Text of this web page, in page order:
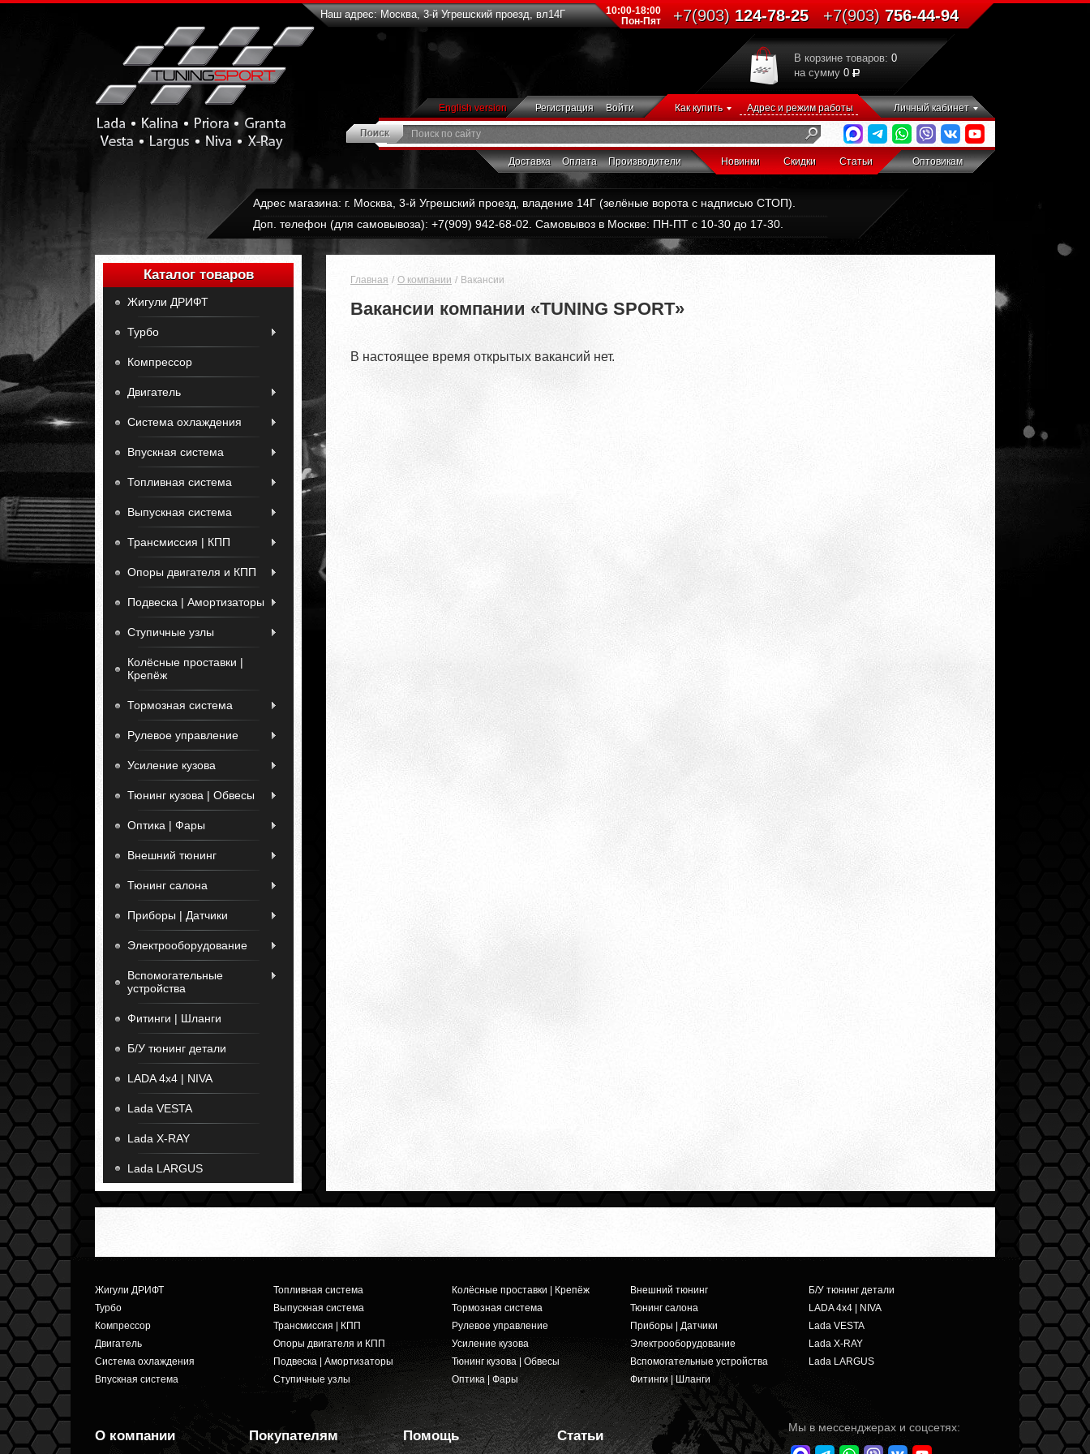
Наш адрес: Москва, 3-й Угрешский проезд, вл14Г
10:00-18:00
Пон-Пят
+7(903)124-78-25 +7(903)756-44-94
В корзине товаров: 0
на сумму 0
English version Регистрация Войти Как купить Адрес и режим работы Личный кабинет
Доставка Оплата Производители Новинки Скидки Статьи Оптовикам
Адрес магазина: г. Москва, 3-й Угрешский проезд, владение 14Г (зелёные ворота с надписью СТОП).
Доп. телефон (для самовывоза): +7(909) 942-68-02. Самовывоз в Москве: ПН-ПТ с 10-30 до 17-30.
Каталог товаров
Жигули ДРИФТ
Турбо
Компрессор
Двигатель
Система охлаждения
Впускная система
Топливная система
Выпускная система
Трансмиссия | КПП
Опоры двигателя и КПП
Подвеска | Амортизаторы
Ступичные узлы
Колёсные проставки |
Крепёж
Тормозная система
Рулевое управление
Усиление кузова
Тюнинг кузова | Обвесы
Оптика | Фары
Внешний тюнинг
Тюнинг салона
Приборы | Датчики
Электрооборудование
Вспомогательные
устройства
Фитинги | Шланги
Б/У тюнинг детали
LADA 4x4 | NIVA
Lada VESTA
Lada X-RAY
Lada LARGUS
Главная О компании Вакансии
Вакансии компании «TUNING SPORT»
В настоящее время открытых вакансий нет.
Жигули ДРИФТ
Турбо
Компрессор
Двигатель
Система охлаждения
Впускная система
Топливная система
Выпускная система
Трансмиссия | КПП
Опоры двигателя и КПП
Подвеска | Амортизаторы
Ступичные узлы
Колёсные проставки | Крепёж
Тормозная система
Рулевое управление
Усиление кузова
Тюнинг кузова | Обвесы
Оптика | Фары
Внешний тюнинг
Тюнинг салона
Приборы | Датчики
Электрооборудование
Вспомогательные устройства
Фитинги | Шланги
Б/У тюнинг детали
LADA 4x4 | NIVA
Lada VESTA
Lada X-RAY
Lada LARGUS
О компании Покупателям Помощь Статьи
Мы в мессенджерах и соцсетях: